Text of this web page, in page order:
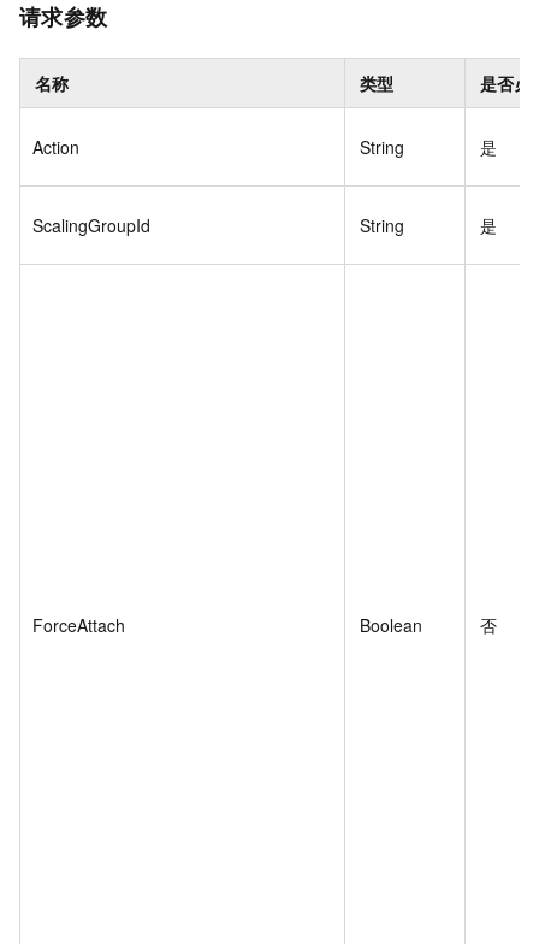
请求参数
名称 类型 是否必
Action String 是
ScalingGroupId String 是
ForceAttach Boolean 否